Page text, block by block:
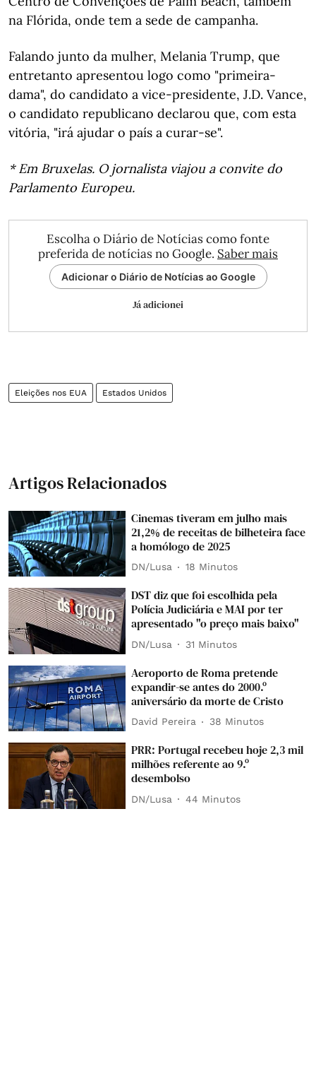
na Flórida, onde tem a sede de campanha.
Falando junto da mulher, Melania Trump, que
entretanto apresentou logo como "primeira-
dama", do candidato a vice-presidente, J.D. Vance,
o candidato republicano declarou que, com esta
vitória, "irá ajudar o país a curar-se".
* Em Bruxelas. O jornalista viajou a convite do
Parlamento Europeu.
Escolha o Diário de Notícias como fonte
preferida de notícias no Google. Saber mais
Adicionar o Diário de Notícias ao Google
Já adicionei
Eleições nos EUA Estados Unidos
Artigos Relacionados
Cinemas tiveram em julho mais
21,2% de receitas de bilheteira face
a homólogo de 2025
DN/Lusa 18 Minutos
DST diz que foi escolhida pela
Polícia Judiciária e MAI por ter
apresentado "o preço mais baixo"
DN/Lusa 31 Minutos
Aeroporto de Roma pretende
expandir-se antes do 2000.º
aniversário da morte de Cristo
David Pereira 38 Minutos
PRR: Portugal recebeu hoje 2,3 mil
milhões referente ao 9.º
desembolso
DN/Lusa 44 Minutos